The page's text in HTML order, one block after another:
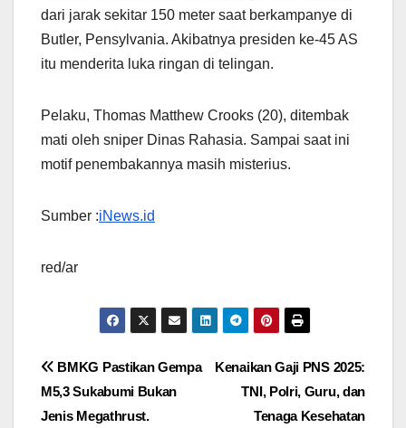
dari jarak sekitar 150 meter saat berkampanye di
Butler, Pensylvania. Akibatnya presiden ke-45 AS
itu menderita luka ringan di telingan.
Pelaku, Thomas Matthew Crooks (20), ditembak
mati oleh sniper Dinas Rahasia. Sampai saat ini
motif penembakannya masih misterius.
Sumber :iNews.id
red/ar
Navigasi
pos
Kenaikan Gaji PNS 2025:
TNI, Polri, Guru, dan
Tenaga Kesehatan
BMKG Pastikan Gempa
M5,3 Sukabumi Bukan
Jenis Megathrust.